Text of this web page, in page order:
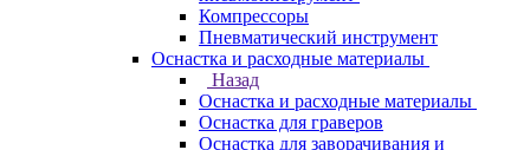
Компрессоры
Пневматический инструмент
Оснастка и расходные материалы
Назад
Оснастка и расходные материалы
Оснастка для граверов
Оснастка для заворачивания и